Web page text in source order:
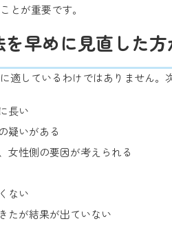
とが重要です。
を早めに見直した
適しているわけではありません
長い
疑いがある
女性側の要因が考えられる
ない
たが結果が出ていない